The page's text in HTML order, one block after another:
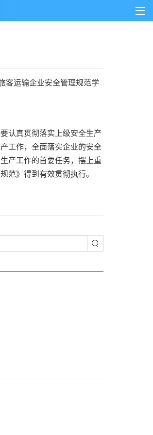
客运输企业安全管理规范学
认真贯彻落实上级安全生产
工作，全面落实企业的安全
产工作的首要任务，摆上重
范》得到有效贯彻执行。